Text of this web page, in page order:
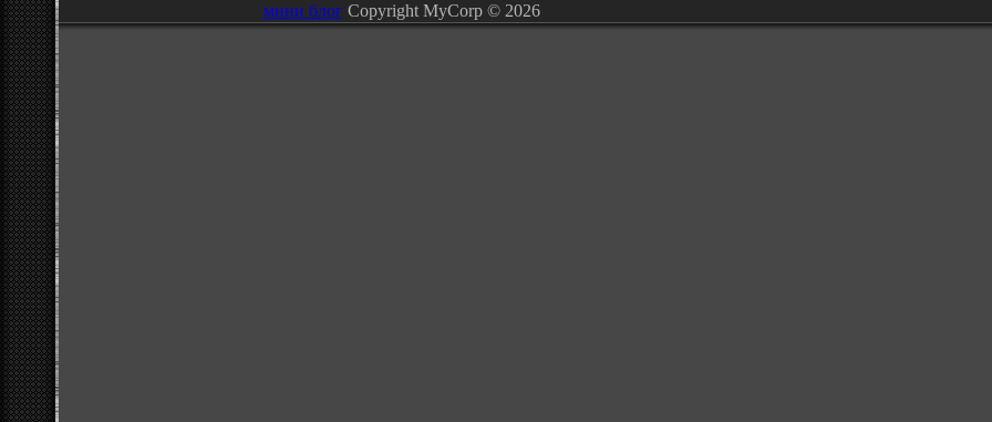
мини блогCopyright MyCorp © 2026